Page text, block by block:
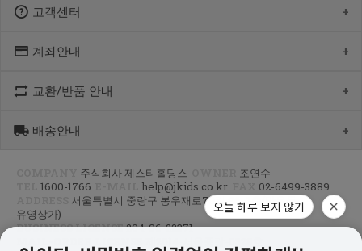
고객센터
1600-1766
[점심] 12:00 ~ 13:00
[금] 08:30 ~ 12:30
계좌안내
우리 1005-302-047686
예금주 : 제스티홀딩스
교환/반품 안내
제품수령 후 반품을 하시려면 수령 후 7일 이내에 마이페이지내에서
CJ대한통운(1588-1255)으로 반품접수 또는 인터넷사이트에서 온라인
접수 후 픽업요청해주세요.
교환/반품 : 경기도 고양시 덕양구 오금동 삼막3길 10 마포지사 1F
은평직영2팀 - 제이키즈
배송안내
평균 상품 준비기간은 주말제외 2~4일까지 소요될수 있습니다.
(주말 및 공휴일 제외, 제주 도서 산간 지역은 추가로 1~2일이 더
소요됩니다.)
주문하신 상품이 입고가 늦어지는 상품이거나 주문 제작 상품일 경우엔
기일이 더 걸릴 수 있습니다.
주식회사 제스티홀딩스
조연수
1600-1766 help@jkids.co.kr
02-6499-3889
서울특별시 중랑구 봉우재로70길 96, 3층(망우동,
유영상가)
BUSINESS LICENSE204-86-22371
오늘 하루 보지 않기